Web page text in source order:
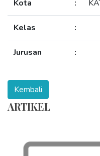
Kota :
Kelas :
Jurusan :
ARTIKEL